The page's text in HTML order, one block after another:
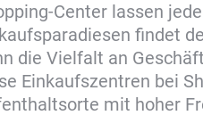
Center lassen
findet
die Vielfalt an
Einkaufszentren bei
mit hoher